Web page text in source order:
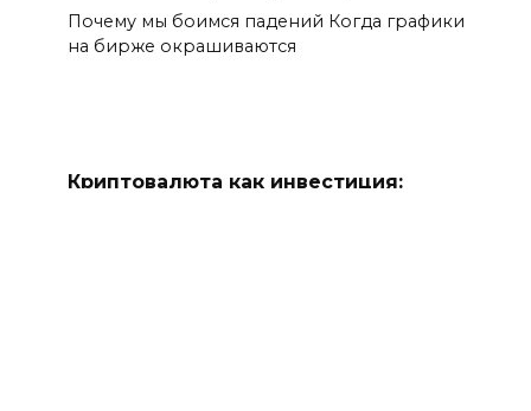
Почему мы боимся падений Когда графики
на бирже окрашиваются
Криптовалюта как инвестиция: